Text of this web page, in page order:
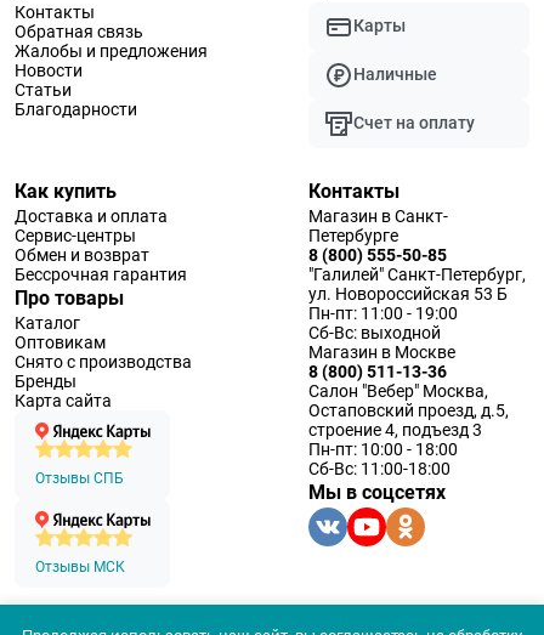
Контакты
Обратная связь
Жалобы и предложения
Новости
Статьи
Благодарности
Карты
Наличные
Счет на оплату
Как купить
Доставка и оплата
Сервис-центры
Обмен и возврат
Бессрочная гарантия
Про товары
Каталог
Оптовикам
Снято с производства
Бренды
Карта сайта
Отзывы СПБ
Отзывы МСК
Контакты
Магазин в Санкт-
Петербурге
8 (800) 555-50-85
"Галилей" Санкт-Петербург,
ул. Новороссийская 53 Б
Пн-пт: 11:00 - 19:00
Сб-Вс: выходной
Магазин в Москве
8 (800) 511-13-36
Салон "Вебер" Москва,
Остаповский проезд, д.5,
строение 4, подъезд 3
Пн-пт: 10:00 - 18:00
Сб-Вс: 11:00-18:00
Мы в соцсетях